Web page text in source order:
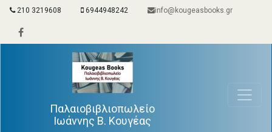
210 3219608 6944948242 info@kougeasbooks.gr
Παλαιοβιβλιοπωλείο
Ιωάννης Β. Κουγέας